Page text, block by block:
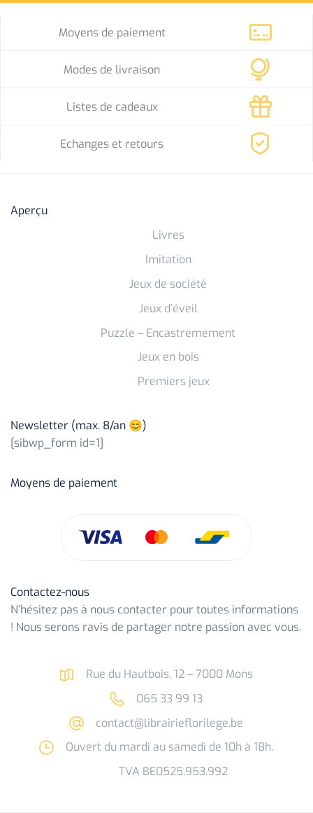
Moyens de paiement
Modes de livraison
Listes de cadeaux
Echanges et retours
Aperçu
Livres
Imitation
Jeux de société
Jeux d’éveil
Puzzle – Encastremement
Jeux en bois
Premiers jeux
Newsletter (max. 8/an 😊)
[sibwp_form id=1]
Moyens de paiement
Contactez-nous
N’hésitez pas à nous contacter pour toutes informations
! Nous serons ravis de partager notre passion avec vous.
Rue du Hautbois, 12 – 7000 Mons
065 33 99 13
contact@librairieflorilege.be
Ouvert du mardi au samedi de 10h à 18h.
TVA BE0525.953.992